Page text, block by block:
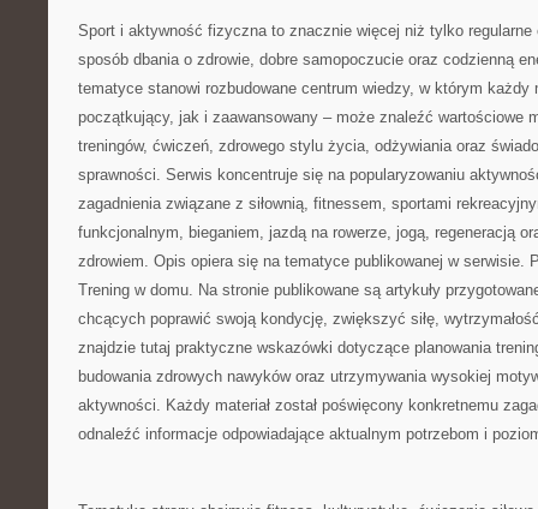
Sport i aktywność fizyczna to znacznie więcej niż tylko
sposób dbania o zdrowie, dobre samopoczucie oraz codzienną
tematyce stanowi rozbudowane centrum wiedzy, w którym każdy
początkujący, jak i zaawansowany – może znaleźć wartościowe
treningów, ćwiczeń, zdrowego stylu życia, odżywiania oraz
sprawności. Serwis koncentruje się na popularyzowaniu
zagadnienia związane z siłownią, fitnessem, sportami
funkcjonalnym, bieganiem, jazdą na rowerze, jogą, regeneracją
zdrowiem. Opis opiera się na tematyce publikowanej w serwisie.
Trening w domu. Na stronie publikowane są artykuły
chcących poprawić swoją kondycję, zwiększyć siłę,
znajdzie tutaj praktyczne wskazówki dotyczące planowania
budowania zdrowych nawyków oraz utrzymywania wysokiej
aktywności. Każdy materiał został poświęcony konkretnemu
odnaleźć informacje odpowiadające aktualnym potrzebom i